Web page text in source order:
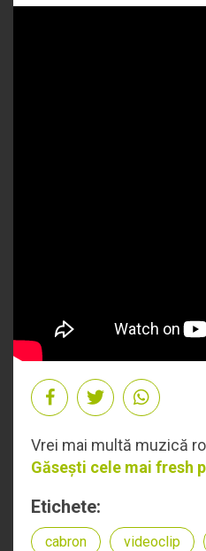
Vrei mai multă muzică
Găsești cele mai fresh
Etichete:
cabron videoclip